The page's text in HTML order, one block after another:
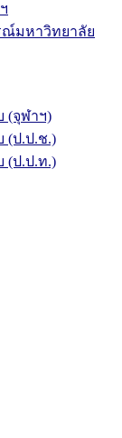
ณ์มหาวิทยาลัย
(จุฬาฯ)
(ป.ป.ช.)
(ป.ป.ท.)